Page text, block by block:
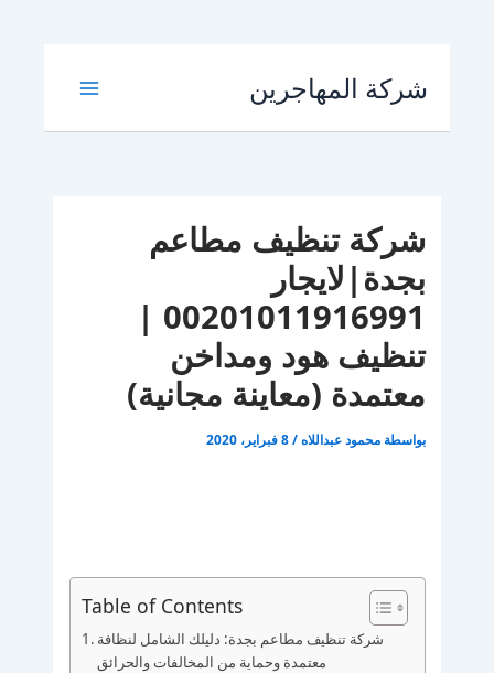
شركة المهاجرين
شركة تنظيف مطاعم
بجدة|لايجار
00201011916991 |
تنظيف هود ومداخن
معتمدة (معاينة مجانية)
بواسطة محمود عبداللاه/8 فبراير، 2020
Table of Contents
شركة تنظيف مطاعم بجدة: دليلك الشامل لنظافة
معتمدة وحماية من المخالفات والحرائق